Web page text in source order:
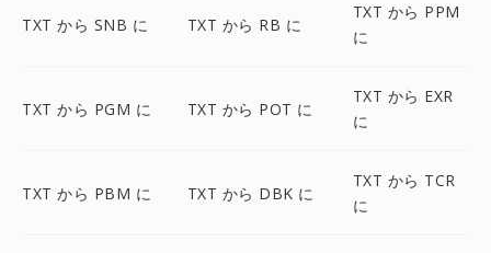
TXT から SNB に TXT から RB に
TXT から PPM
に
TXT から PGM に TXT から POT に
TXT から EXR
に
TXT から PBM に TXT から DBK に
TXT から TCR
に